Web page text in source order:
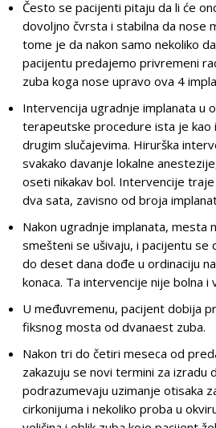
Često se pacijenti pitaju da li će
dovoljno čvrsta i stabilna da nose
tome je da nakon samo nekoliko
pacijentu predajemo privremeni
zuba koga nose upravo ova 4
Intervencija ugradnje implanata u
terapeutske procedure ista je kao
drugim slučajevima. Hirurška
svakako davanje lokalne
oseti nikakav bol. Intervencije
dva sata, zavisno od broja
Nakon ugradnje implanata, mesta
smešteni se ušivaju, i pacijentu se
do deset dana dođe u ordinaciju
konaca. Ta intervencije nije bolna
U međuvremenu, pacijent dobija
fiksnog mosta od dvanaest zuba.
Nakon tri do četiri meseca od
zakazuju se novi termini za izradu
podrazumevaju uzimanje otisaka
cirkonijuma i nekoliko proba u